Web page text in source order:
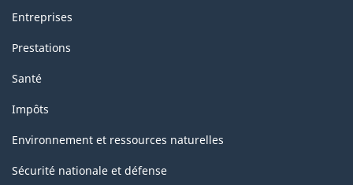
Entreprises
Prestations
Santé
Impôts
Environnement et ressources naturelles
Sécurité nationale et défense